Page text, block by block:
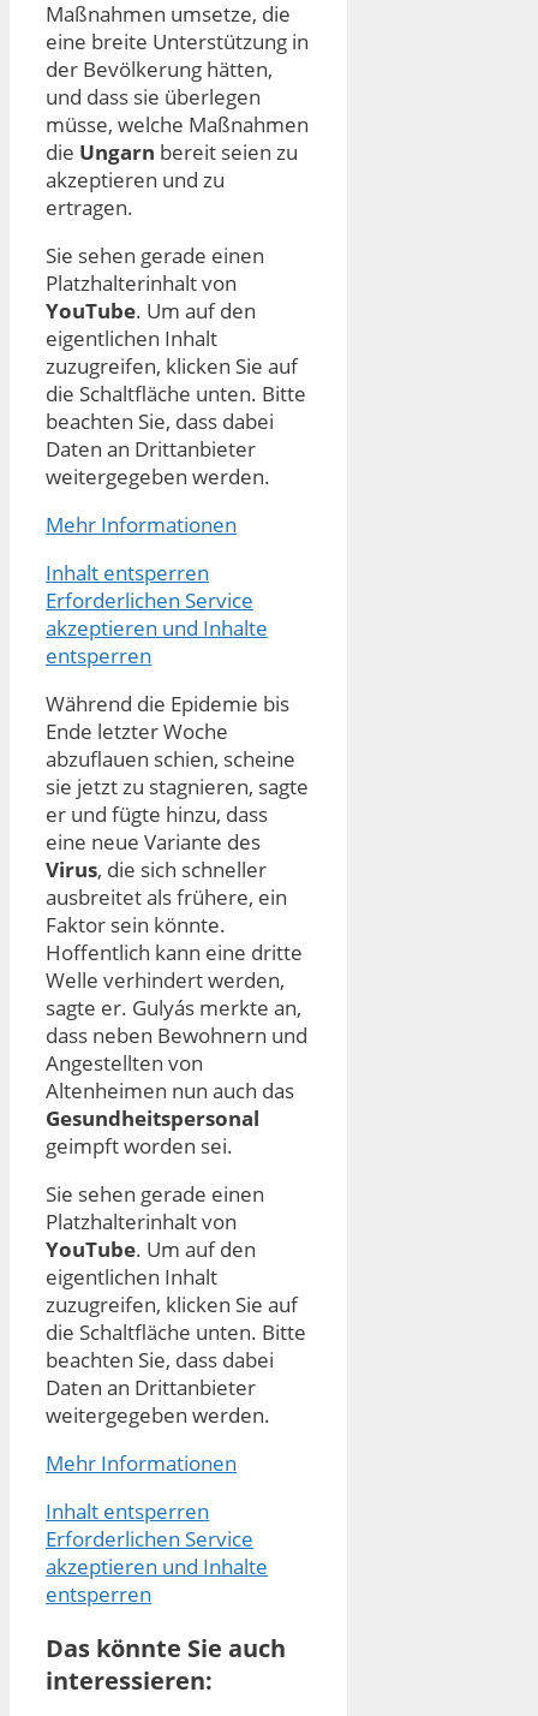
Maßnahmen umsetze, die
eine breite Unterstützung in
der Bevölkerung hätten,
und dass sie überlegen
müsse, welche Maßnahmen
die Ungarn bereit seien zu
akzeptieren und zu
ertragen.
Sie sehen gerade einen
Platzhalterinhalt von
YouTube. Um auf den
eigentlichen Inhalt
zuzugreifen, klicken Sie auf
die Schaltfläche unten. Bitte
beachten Sie, dass dabei
Daten an Drittanbieter
weitergegeben werden.
Mehr Informationen
Inhalt entsperren
Erforderlichen Service
akzeptieren und Inhalte
entsperren
Während die Epidemie bis
Ende letzter Woche
abzuflauen schien, scheine
sie jetzt zu stagnieren, sagte
er und fügte hinzu, dass
eine neue Variante des
Virus, die sich schneller
ausbreitet als frühere, ein
Faktor sein könnte.
Hoffentlich kann eine dritte
Welle verhindert werden,
sagte er. Gulyás merkte an,
dass neben Bewohnern und
Angestellten von
Altenheimen nun auch das
Gesundheitspersonal
geimpft worden sei.
Sie sehen gerade einen
Platzhalterinhalt von
YouTube. Um auf den
eigentlichen Inhalt
zuzugreifen, klicken Sie auf
die Schaltfläche unten. Bitte
beachten Sie, dass dabei
Daten an Drittanbieter
weitergegeben werden.
Mehr Informationen
Inhalt entsperren
Erforderlichen Service
akzeptieren und Inhalte
entsperren
Das könnte Sie auch
interessieren: